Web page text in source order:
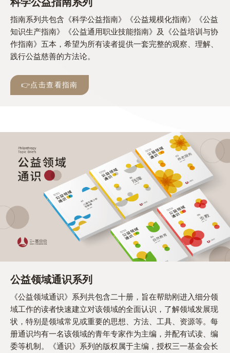
指南系列共包含《科学公益指南》《公益规模化指南》《公益
知识生产指南》《公益通用职业技能指南》及《公益培训与协
作指南》五本，希望为所有读者提供一套完整的观察、理解、
践行公益慈善的方法论。
👉点击查看指南
公益领域通识系列
《公益领域通识》系列共包含二十册，旨在帮助刚进入细分领
域工作的读者快速建立对该领域的全面认识，了解领域发展现
状，特别是领域常见或重要的思想、方法、工具、资源等。每
册通识均有一名该领域的青年专家作为主编，并配有试读、编
委等机制。《通识》系列的版权属于主编，授权三一基金会长